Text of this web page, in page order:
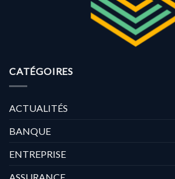
CATÉGOIRES
ACTUALITÉS
BANQUE
ENTREPRISE